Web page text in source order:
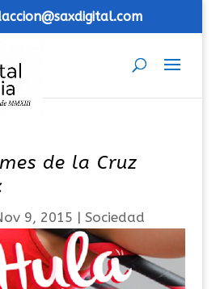
de la Cruz
9, 2015 | Sociedad